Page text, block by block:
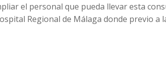
el personal que pueda llevar esta
Regional de Málaga donde previo a